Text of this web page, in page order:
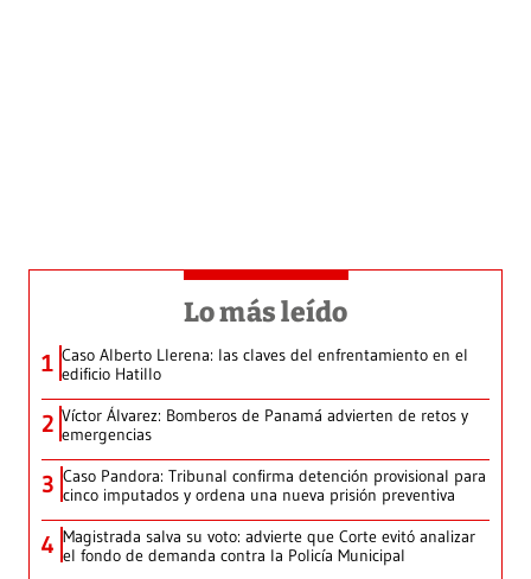
Lo más leído
1 Caso Alberto Llerena: las claves del enfrentamiento en el
edificio Hatillo
2 Víctor Álvarez: Bomberos de Panamá advierten de retos y
emergencias
3 Caso Pandora: Tribunal confirma detención provisional para
cinco imputados y ordena una nueva prisión preventiva
4 Magistrada salva su voto: advierte que Corte evitó analizar
el fondo de demanda contra la Policía Municipal